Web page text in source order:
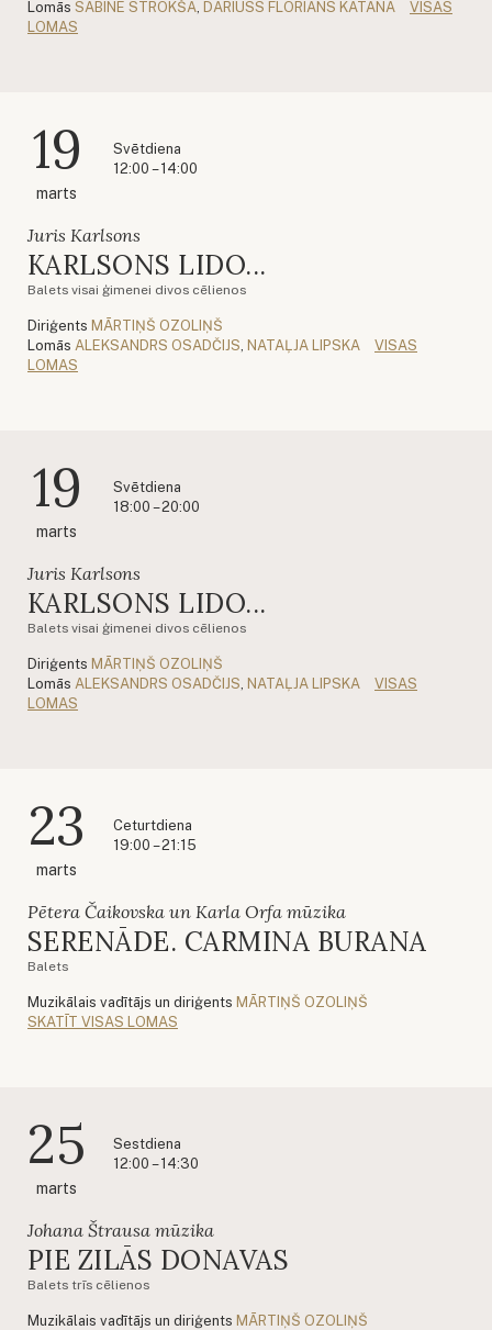
Lomās SABĪNE STROKŠA DARIUSS FLORIANS KATANA
VISAS
LOMAS
19
marts
Svētdiena
12:00 – 14:00
Juris Karlsons
KARLSONS LIDO...
Balets visai ģimenei divos cēlienos
Diriģents MĀRTIŅŠ OZOLIŅŠ
Lomās ALEKSANDRS OSADČIJS NATAĻJA LIPSKA
VISAS
LOMAS
19
marts
Svētdiena
18:00 – 20:00
Juris Karlsons
KARLSONS LIDO...
Balets visai ģimenei divos cēlienos
Diriģents MĀRTIŅŠ OZOLIŅŠ
Lomās ALEKSANDRS OSADČIJS NATAĻJA LIPSKA
VISAS
LOMAS
23
marts
Ceturtdiena
19:00 – 21:15
Pētera Čaikovska un Karla Orfa mūzika
SERENĀDE. CARMINA BURANA
Balets
Muzikālais vadītājs un diriģents MĀRTIŅŠ OZOLIŅŠ
SKATĪT VISAS LOMAS
25
marts
Sestdiena
12:00 – 14:30
Johana Štrausa mūzika
PIE ZILĀS DONAVAS
Balets trīs cēlienos
Muzikālais vadītājs un diriģents MĀRTIŅŠ OZOLIŅŠ